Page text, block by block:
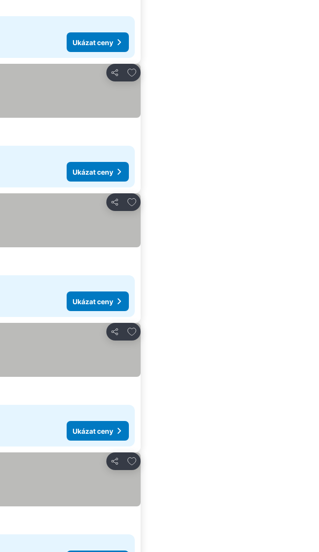
Ukázat ceny
Sdílet
Přidat na seznam oblíbených hotelů
Ukázat ceny
Sdílet
Přidat na seznam oblíbených hotelů
Ukázat ceny
Sdílet
Přidat na seznam oblíbených hotelů
Ukázat ceny
Sdílet
Přidat na seznam oblíbených hotelů